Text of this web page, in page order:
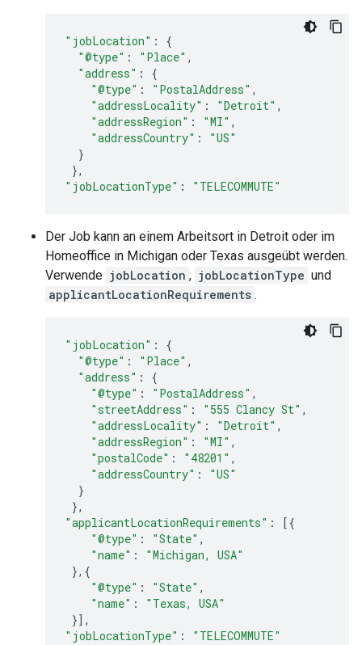
"jobLocation" :
{
"@type" : "Place" ,
"address" :
{
"@type" : "PostalAddress" ,
"addressLocality" : "Detroit" ,
"addressRegion" : "MI" ,
"addressCountry" :
"US"
}
},
"jobLocationType" : "TELECOMMUTE"
Der Job kann an einem Arbeitsort in Detroit oder im
Homeoffice in Michigan oder Texas ausgeübt werden.
Verwende jobLocation , jobLocationType und
applicantLocationRequirements .
"jobLocation" :
{
"@type" : "Place" ,
"address" :
{
"@type" : "PostalAddress" ,
"streetAddress" : "555 Clancy St" ,
"addressLocality" : "Detroit" ,
"addressRegion" : "MI" ,
"postalCode" : "48201" ,
"addressCountry" :
"US"
}
},
"applicantLocationRequirements" :
[{
"@type" : "State" ,
"name" :
"Michigan, USA"
},{
"@type" : "State" ,
"name" :
"Texas, USA"
}],
"jobLocationType" : "TELECOMMUTE"